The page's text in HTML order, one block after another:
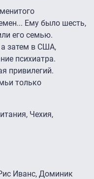
Ему было шесть,
его семью.
затем в США,
психиатра.
привилегий.
только
Чехия,
Иванс, Доминик